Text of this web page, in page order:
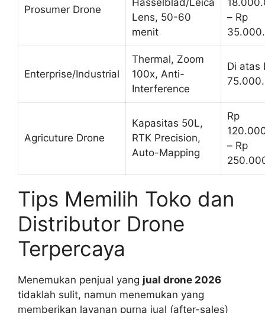
Prosumer Drone
Lens, 50-60
menit
– Rp
Enterprise/Industrial
Thermal, Zoom
100x, Anti-
Interference
Di atas
Agricuture Drone
Kapasitas 50L,
RTK Precision,
Auto-Mapping
Rp
– Rp
Tips Memilih Toko dan
Distributor Drone
Terpercaya
Menemukan penjual yang jual drone 2026
tidaklah sulit, namun menemukan yang
memberikan layanan purna jual (after-sales)